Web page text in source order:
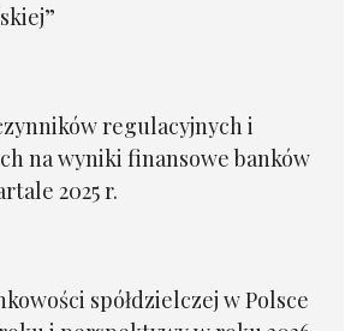
regulacyjnych i
na wyniki finansowe banków
2025 r.
spółdzielczej w Polsce